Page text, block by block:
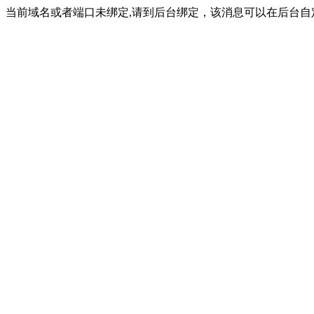
当前域名或者端口未绑定,请到后台绑定，该消息可以在后台自